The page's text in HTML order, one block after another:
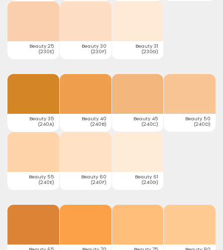
Beauty 25
(230E)
Beauty 30
(230F)
Beauty 31
(230G)
Beauty 35
(240A)
Beauty 40
(240B)
Beauty 45
(240C)
Beauty 50
(240D)
Beauty 55
(240E)
Beauty 60
(240F)
Beauty 61
(240G)